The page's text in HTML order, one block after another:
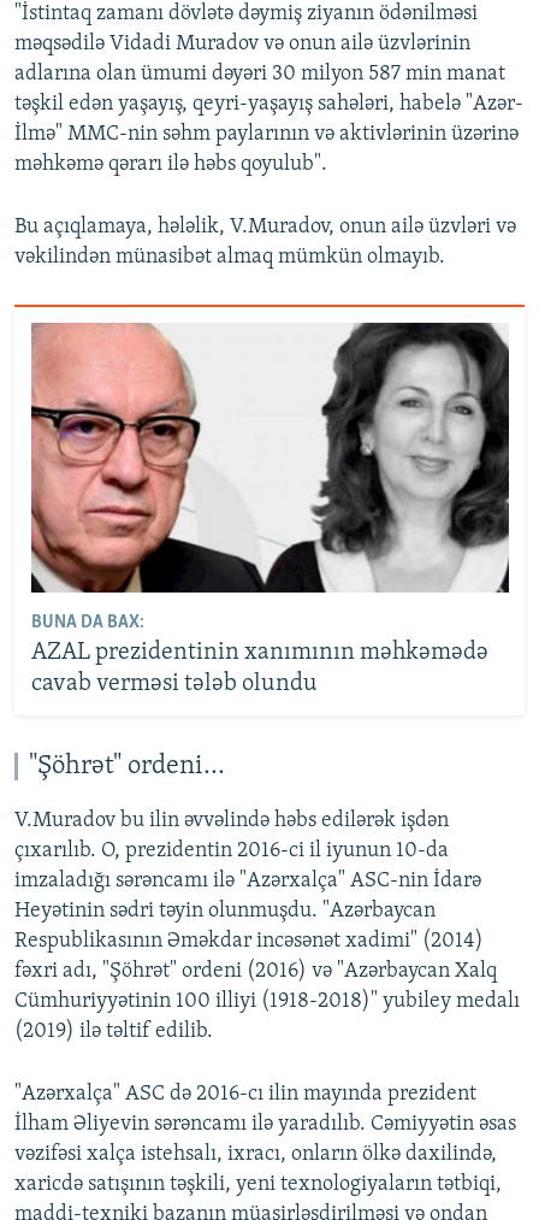
"İstintaq zamanı dövlətə dəymiş ziyanın ödənilməsi
məqsədilə Vidadi Muradov və onun ailə üzvlərinin
adlarına olan ümumi dəyəri 30 milyon 587 min manat
təşkil edən yaşayış, qeyri-yaşayış sahələri, habelə "Azər-
İlmə" MMC-nin səhm paylarının və aktivlərinin üzərinə
məhkəmə qərarı ilə həbs qoyulub".
Bu açıqlamaya, hələlik, V.Muradov, onun ailə üzvləri və
vəkilindən münasibət almaq mümkün olmayıb.
BUNA DA BAX:
AZAL prezidentinin xanımının məhkəmədə
cavab verməsi tələb olundu
"Şöhrət" ordeni...
V.Muradov bu ilin əvvəlində həbs edilərək işdən
çıxarılıb. O, prezidentin 2016-ci il iyunun 10-da
imzaladığı sərəncamı ilə "Azərxalça" ASC-nin İdarə
Heyətinin sədri təyin olunmuşdu. "Azərbaycan
Respublikasının Əməkdar incəsənət xadimi" (2014)
fəxri adı, "Şöhrət" ordeni (2016) və "Azərbaycan Xalq
Cümhuriyyətinin 100 illiyi (1918-2018)" yubiley medalı
(2019) ilə təltif edilib.
"Azərxalça" ASC də 2016-cı ilin mayında prezident
İlham Əliyevin sərəncamı ilə yaradılıb. Cəmiyyətin əsas
vəzifəsi xalça istehsalı, ixracı, onların ölkə daxilində,
xaricdə satışının təşkili, yeni texnologiyaların tətbiqi,
maddi-texniki bazanın müasirləşdirilməsi və ondan